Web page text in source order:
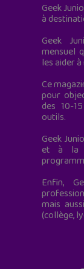
Geek
à
Geek
mensuel
les aider
Ce
pour
des 10-
outils.
Geek
et à la
Enfin,
mais
(collège,